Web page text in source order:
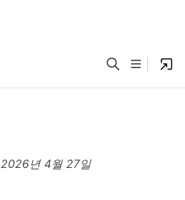
2026년 4월 27일